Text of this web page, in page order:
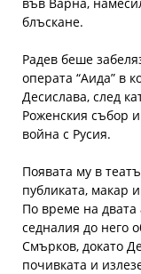
блъскане.
Радев беше
операта “Аида” в
Десислава, след
Роженския събор
война с Русия.
Появата му в
публиката, макар
По време на двата
седналия до него
Смърков, докато
почивката и